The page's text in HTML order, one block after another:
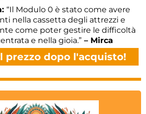
“Il Modulo 0 è stato come avere
nella cassetta degli attrezzi e
come poter gestire le difficoltà
e nella gioia.” – Mirca
prezzo dopo l'acquisto!